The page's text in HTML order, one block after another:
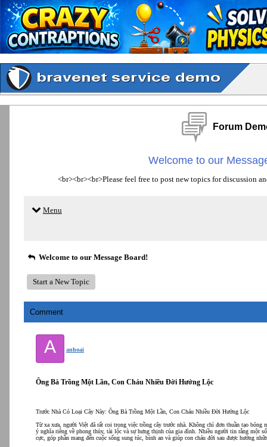
Forum
Welcome to our
<br><br><br>Please feel free to post new topics for discussion
Menu
Welcome to our Message Board!
Start a New Topic
Comment
A anhoai
Ông Bà Trồng Một Lần, Con Cháu Nhiều Đời Hưởng Lộc
Trước Nhà Có Loại Cây Này: Ông Bà Trồng Một Lần, Con Cháu Nhiều Đời Hưởng Lộc
Từ xa xưa, người Việt đã rất coi trọng việc trồng cây trước nhà. Không chỉ đơn thuần tạo bóng
ý nghĩa riêng về phong thủy, tài lộc và sự hưng thịnh của gia đình. Nhiều người tin rằng một
cực, góp phần mang đến cuộc sống sung túc, bình an và giúp con cháu đời sau được hưởng